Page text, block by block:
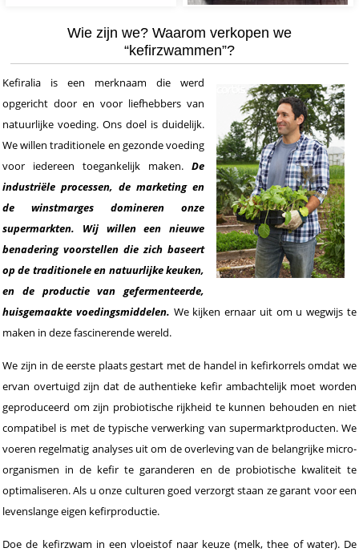
Wie zijn we? Waarom verkopen we
“kefirzwammen”?
Kefiralia is een merknaam die werd
opgericht door en voor liefhebbers van
natuurlijke voeding. Ons doel is duidelijk.
We willen traditionele en gezonde voeding
voor iedereen toegankelijk maken. De
industriële processen, de marketing en
de winstmarges domineren onze
supermarkten. Wij willen een nieuwe
benadering voorstellen die zich baseert
op de traditionele en natuurlijke keuken,
en de productie van gefermenteerde,
huisgemaakte voedingsmiddelen. We kijken ernaar uit om u wegwijs te
maken in deze fascinerende wereld.
We zijn in de eerste plaats gestart met de handel in kefirkorrels omdat we
ervan overtuigd zijn dat de authentieke kefir ambachtelijk moet worden
geproduceerd om zijn probiotische rijkheid te kunnen behouden en niet
compatibel is met de typische verwerking van supermarktproducten. We
voeren regelmatig analyses uit om de overleving van de belangrijke micro-
organismen in de kefir te garanderen en de probiotische kwaliteit te
optimaliseren. Als u onze culturen goed verzorgt staan ze garant voor een
levenslange eigen kefirproductie.
Doe de kefirzwam in een vloeistof naar keuze (melk, thee of water). De